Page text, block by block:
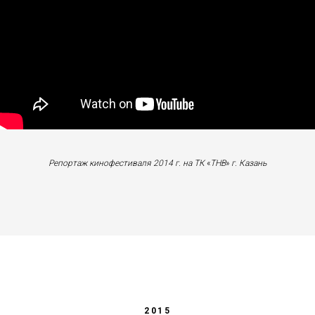
Репортаж кинофестиваля 2014 г. на ТК«ТНВ» г. Казань
2015